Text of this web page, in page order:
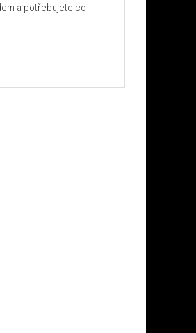
a potřebujete co